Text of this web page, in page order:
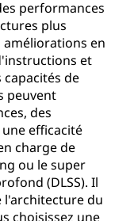
performances
plus
en
et
de
peuvent
des
une efficacité
charge de
ou le super
(DLSS). Il
l'architecture du
choisissez une